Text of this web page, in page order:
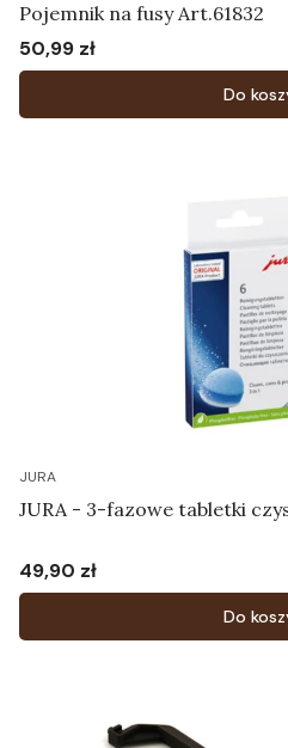
Pojemnik na fusy Art.61832
Cena
50,99 zł
Do
JURA
JURA - 3-fazowe tabletki
Cena
49,90 zł
Do